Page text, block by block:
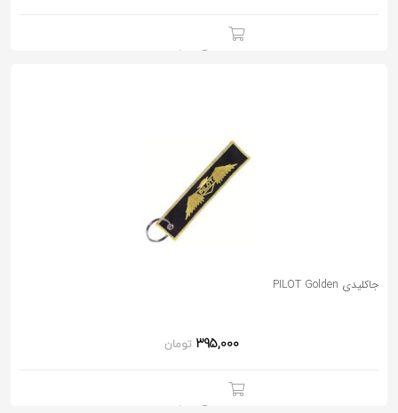
جاکلیدی PILOT Golden
تومان 395,000